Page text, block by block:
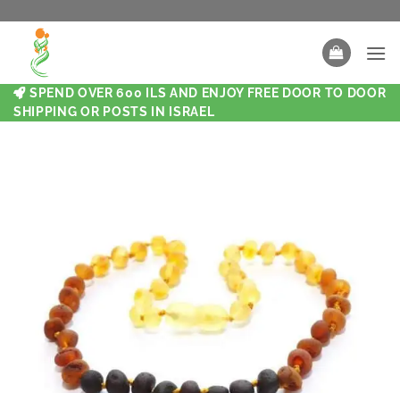
SPEND OVER 600 ILS AND ENJOY FREE DOOR TO DOOR
SHIPPING OR POSTS IN ISRAEL